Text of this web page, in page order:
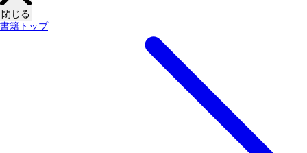
閉じる
書籍トップ